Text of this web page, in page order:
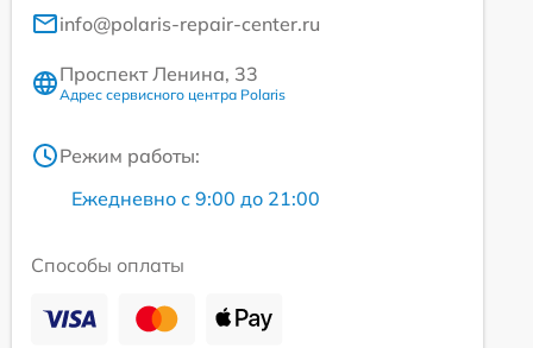
info@polaris-repair-center.ru
Проспект Ленина, 33
Адрес сервисного центра Polaris
Режим работы:
Ежедневно с 9:00 до 21:00
Способы оплаты